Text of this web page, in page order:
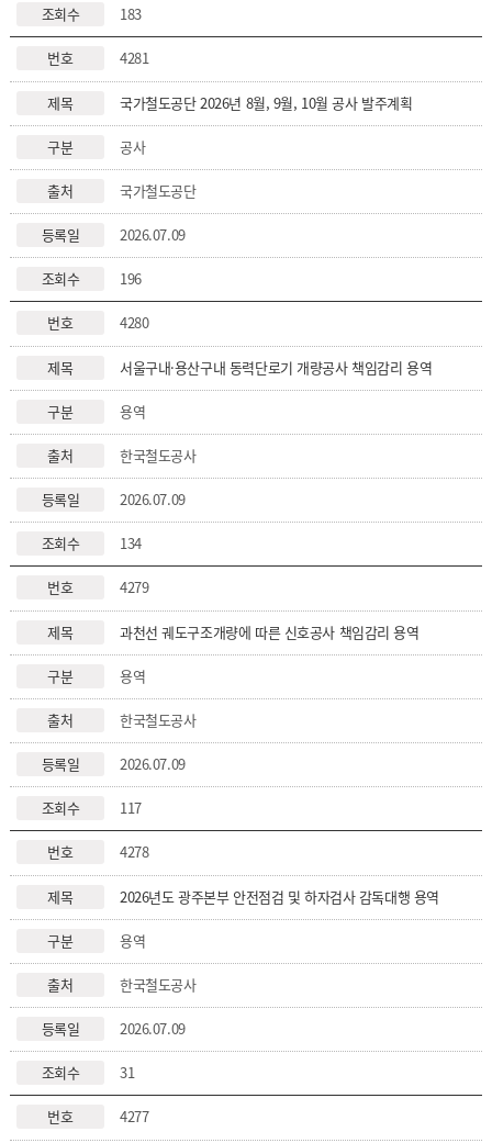
183
4281
국가철도공단 2026년 8월, 9월, 10월 공사 발주계획
공사
국가철도공단
2026.07.09
196
4280
서울구내·용산구내 동력단로기 개량공사 책임감리 용역
용역
한국철도공사
2026.07.09
134
4279
과천선 궤도구조개량에 따른 신호공사 책임감리 용역
용역
한국철도공사
2026.07.09
117
4278
2026년도 광주본부 안전점검 및 하자검사 감독대행 용역
용역
한국철도공사
2026.07.09
31
4277